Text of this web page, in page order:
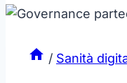
/ Sanità